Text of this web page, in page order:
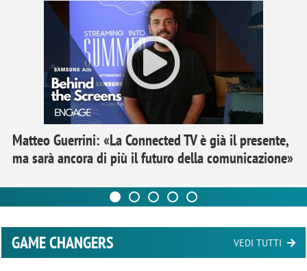
Matteo Guerrini: «La Connected TV è già il presente,
ma sarà ancora di più il futuro della comunicazione»
GAME CHANGERS VEDI TUTTI